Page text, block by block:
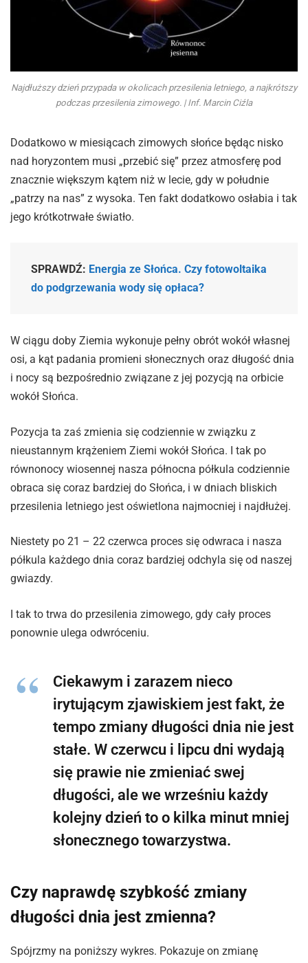
Najdłuższy dzień przypada w okolicach przesilenia letniego, a najkrótszy
podczas przesilenia zimowego. | Inf. Marcin Ciźla
Dodatkowo w miesiącach zimowych słońce będąc nisko
nad horyzontem musi „przebić się” przez atmosferę pod
znacznie większym kątem niż w lecie, gdy w południe
„patrzy na nas” z wysoka. Ten fakt dodatkowo osłabia i tak
jego krótkotrwałe światło.
SPRAWDŹ: Energia ze Słońca. Czy fotowoltaika
do podgrzewania wody się opłaca?
W ciągu doby Ziemia wykonuje pełny obrót wokół własnej
osi, a kąt padania promieni słonecznych oraz długość dnia
i nocy są bezpośrednio związane z jej pozycją na orbicie
wokół Słońca.
Pozycja ta zaś zmienia się codziennie w związku z
nieustannym krążeniem Ziemi wokół Słońca. I tak po
równonocy wiosennej nasza północna półkula codziennie
obraca się coraz bardziej do Słońca, i w dniach bliskich
przesilenia letniego jest oświetlona najmocniej i najdłużej.
Niestety po 21 – 22 czerwca proces się odwraca i nasza
półkula każdego dnia coraz bardziej odchyla się od naszej
gwiazdy.
I tak to trwa do przesilenia zimowego, gdy cały proces
ponownie ulega odwróceniu.
Ciekawym i zarazem nieco
irytującym zjawiskiem jest fakt, że
tempo zmiany długości dnia nie jest
stałe. W czerwcu i lipcu dni wydają
się prawie nie zmieniać swej
długości, ale we wrześniu każdy
kolejny dzień to o kilka minut mniej
słonecznego towarzystwa.
Czy naprawdę szybkość zmiany
długości dnia jest zmienna?
Spójrzmy na poniższy wykres. Pokazuje on zmianę